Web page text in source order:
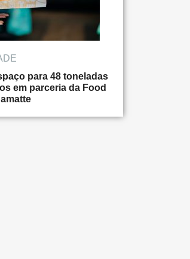
para 48 toneladas
em parceria da Food